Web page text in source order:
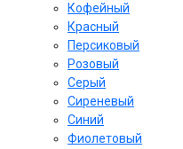
Кофейный
Красный
Персиковый
Розовый
Серый
Сиреневый
Cиний
Фиолетовый